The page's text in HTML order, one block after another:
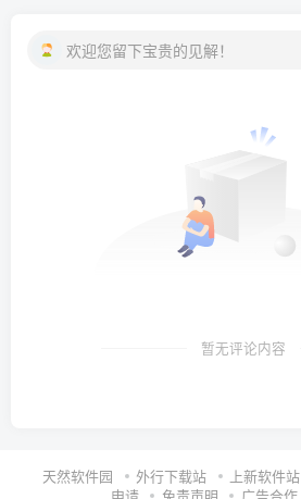
欢迎您留下宝贵的见解！
暂无评论内容
天然软件园 外行下载站 上新软件站